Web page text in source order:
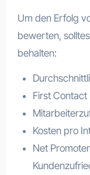
Um den Erfolg
bewerten,
behalten:
First Contact
Kosten pro
Net